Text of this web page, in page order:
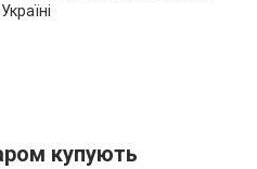
Україні
купують